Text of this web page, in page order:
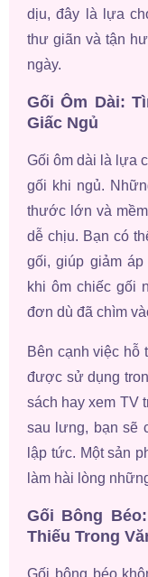
dịu, đây là lựa
thư giãn và tận
ngày.
Gối Ôm Dài:
Giấc Ngủ
Gối ôm dài là lựa
gối khi ngủ.
thước lớn và
dễ chịu. Bạn có
gối, giúp giảm
khi ôm chiếc gối
đơn dù đã chìm
Bên cạnh việc hỗ
được sử dụng
sách hay xem TV
sau lưng, bạn sẽ
lập tức. Một sản
làm hài lòng
Gối Bông
Thiếu Trong